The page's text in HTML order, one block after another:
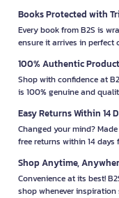
Books Protected with
Every book from B2S is
ensure it arrives in
100% Authentic
Shop with confidence at
is 100% genuine and
Easy Returns Within 14
Changed your mind?
free returns within 14
Shop Anytime,
Convenience at its best!
shop whenever